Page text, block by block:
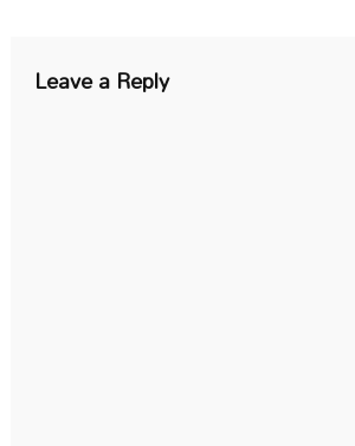
Leave a Reply